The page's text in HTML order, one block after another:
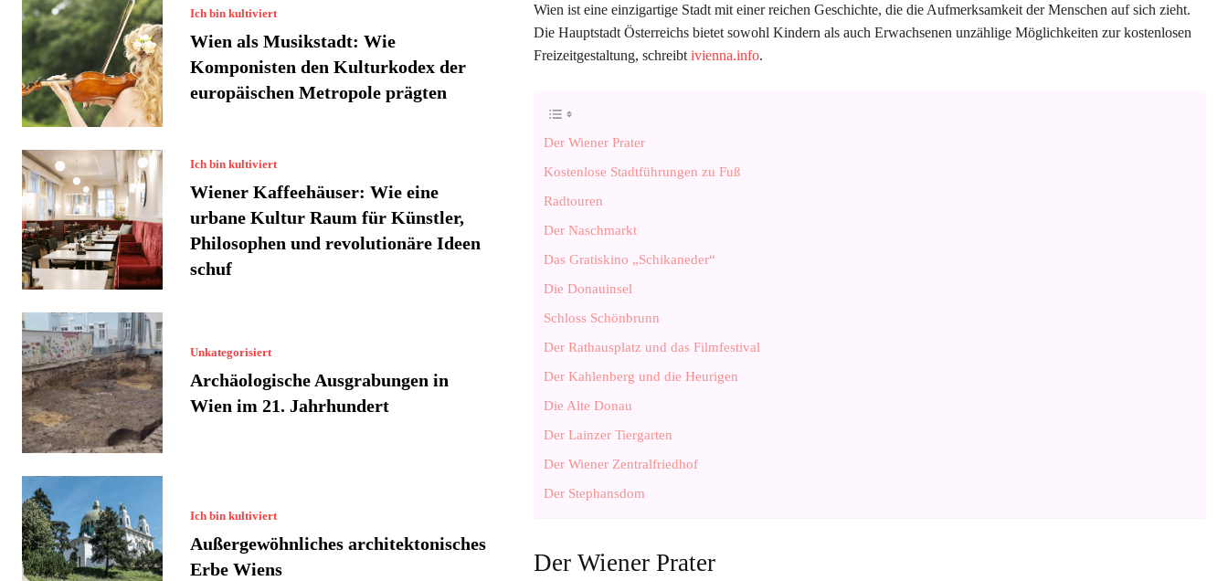
Ich bin kultiviert
Wien als Musikstadt: Wie
Komponisten den Kulturkodex der
europäischen Metropole prägten
Ich bin kultiviert
Wiener Kaffeehäuser: Wie eine
urbane Kultur Raum für Künstler,
Philosophen und revolutionäre Ideen
schuf
Unkategorisiert
Archäologische Ausgrabungen in
Wien im 21. Jahrhundert
Ich bin kultiviert
Außergewöhnliches architektonisches
Erbe Wiens
Wien ist eine einzigartige Stadt mit einer reichen Geschichte, die die Aufmerksamkeit der Menschen auf sich zieht.
Die Hauptstadt Österreichs bietet sowohl Kindern als auch Erwachsenen unzählige Möglichkeiten zur kostenlosen
Freizeitgestaltung, schreibt ivienna.info.
Der Wiener Prater
Kostenlose Stadtführungen zu Fuß
Radtouren
Der Naschmarkt
Das Gratiskino „Schikaneder“
Die Donauinsel
Schloss Schönbrunn
Der Rathausplatz und das Filmfestival
Der Kahlenberg und die Heurigen
Die Alte Donau
Der Lainzer Tiergarten
Der Wiener Zentralfriedhof
Der Stephansdom
Der Wiener Prater